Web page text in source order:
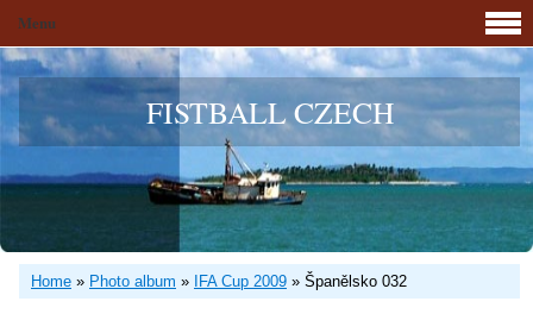
FISTBALL CZECH
Home » Photo album » IFA Cup 2009 » Španělsko 032
Menu